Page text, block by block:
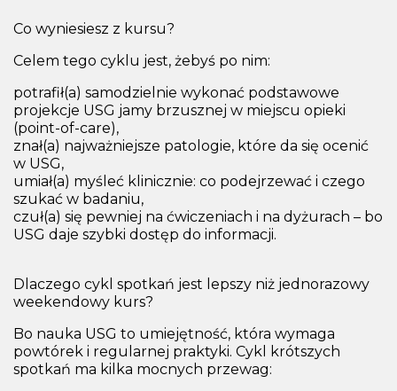
Co wyniesiesz z kursu?
Celem tego cyklu jest, żebyś po nim:
potrafił(a) samodzielnie wykonać podstawowe
projekcje USG jamy brzusznej w miejscu opieki
(point-of-care),
znał(a) najważniejsze patologie, które da się ocenić
w USG,
umiał(a) myśleć klinicznie: co podejrzewać i czego
szukać w badaniu,
czuł(a) się pewniej na ćwiczeniach i na dyżurach – bo
USG daje szybki dostęp do informacji.
Dlaczego cykl spotkań jest lepszy niż jednorazowy
weekendowy kurs?
Bo nauka USG to umiejętność, która wymaga
powtórek i regularnej praktyki. Cykl krótszych
spotkań ma kilka mocnych przewag: